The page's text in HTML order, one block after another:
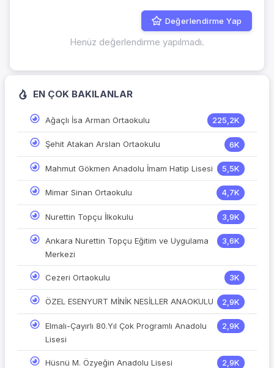
Değerlendirme Yap
Henüz değerlendirme yapılmadı.
EN ÇOK BAKILANLAR
Ağaçlı İsa Arman Ortaokulu 225,2K
Şehit Atakan Arslan Ortaokulu 6K
Mahmut Gökmen Anadolu İmam Hatip Lisesi 5,5K
Mimar Sinan Ortaokulu 4,7K
Nurettin Topçu İlkokulu 3,9K
Ankara Nurettin Topçu Eğitim ve Uygulama
Merkezi
3,6K
Cezeri Ortaokulu 3K
ÖZEL ESENYURT MİNİK NESİLLER ANAOKULU 2,9K
Elmalı-Çayırlı 80.Yıl Çok Programlı Anadolu
Lisesi
2,9K
Hüsnü M. Özyeğin Anadolu Lisesi 2,9K